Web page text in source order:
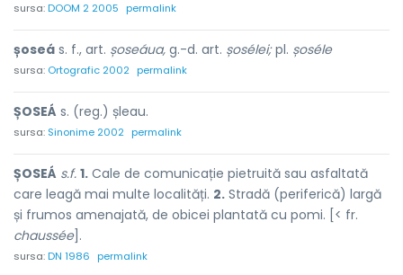
sursa:DOOM 2 2005 permalink
șoseá s. f., art. șoseáua, g.-d. art. șosélei;pl. șoséle
sursa: Ortografic 2002 permalink
ȘOSEÁ s. (reg.) șleau.
sursa: Sinonime 2002 permalink
ȘOSEÁ s.f. 1. Cale de comunicație pietruită sau asfaltată
care leagă mai multe localități. 2. Stradă (periferică) largă
și frumos amenajată, de obicei plantată cu pomi. [< fr.
chaussée].
sursa:DN 1986 permalink